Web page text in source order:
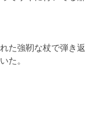
た強靭な杖で弾き返
た。